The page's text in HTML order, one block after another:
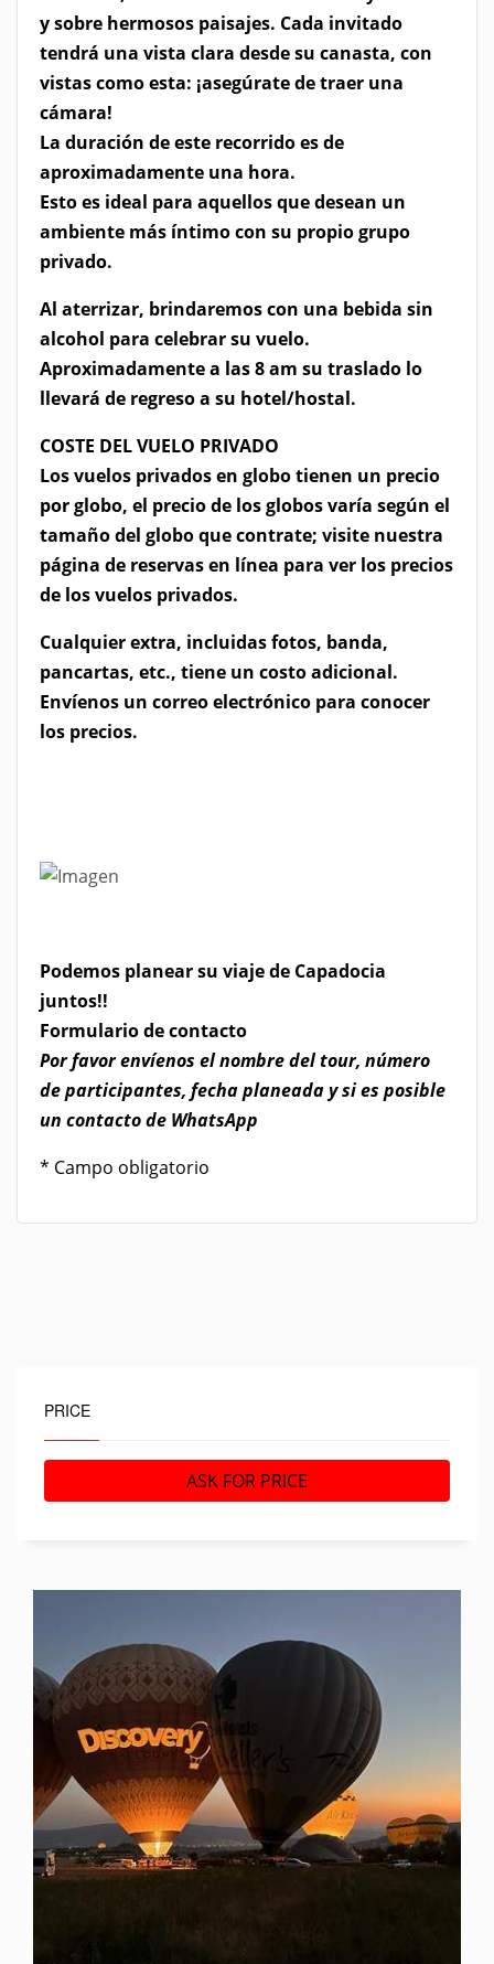
y sobre hermosos paisajes. Cada invitado
tendrá una vista clara desde su canasta, con
vistas como esta: ¡asegúrate de traer una
cámara!
La duración de este recorrido es de
aproximadamente una hora.
Esto es ideal para aquellos que desean un
ambiente más íntimo con su propio grupo
privado.
Al aterrizar, brindaremos con una bebida sin
alcohol para celebrar su vuelo.
Aproximadamente a las 8 am su traslado lo
llevará de regreso a su hotel/hostal.
COSTE DEL VUELO PRIVADO
Los vuelos privados en globo tienen un precio
por globo, el precio de los globos varía según el
tamaño del globo que contrate; visite nuestra
página de reservas en línea para ver los precios
de los vuelos privados.
Cualquier extra, incluidas fotos, banda,
pancartas, etc., tiene un costo adicional.
Envíenos un correo electrónico para conocer
los precios.
Podemos planear su viaje de Capadocia
juntos!!
​Formulario de contacto
Por favor envíenos el nombre del tour, número
de participantes, fecha planeada y si es posible
un contacto de WhatsApp
* Campo obligatorio
PRICE
ASK FOR PRICE